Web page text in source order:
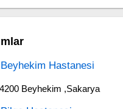
Hastanesi
Beyhekim ,Sakarya